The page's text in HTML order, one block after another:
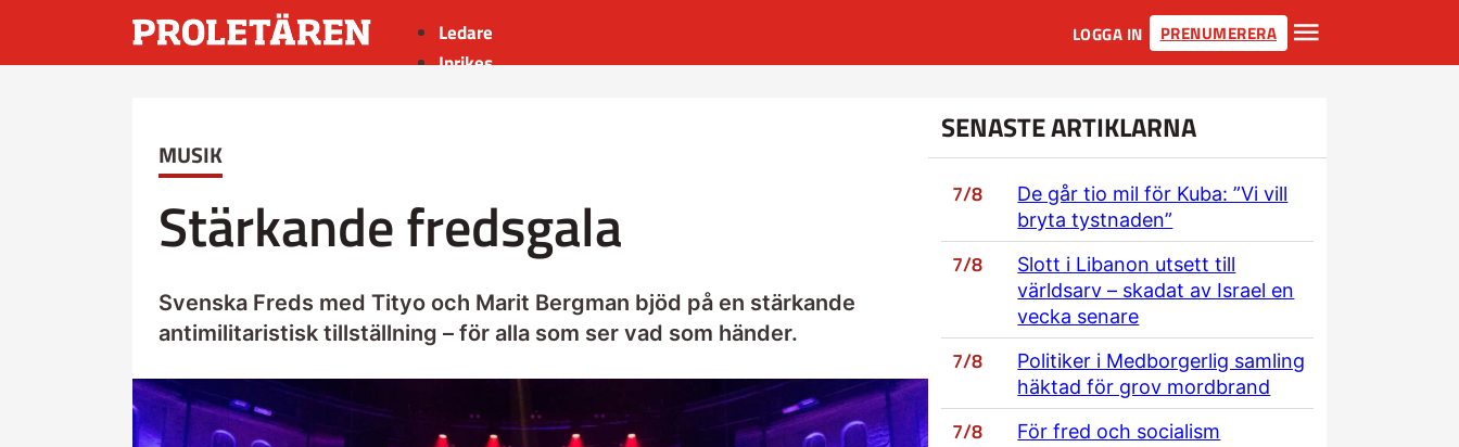
Ledare
Inrikes
LOGGA IN PRENUMERERA
MUSIK
Stärkande fredsgala
Svenska Freds med Tityo och Marit Bergman bjöd på en stärkande
antimilitaristisk tillställning – för alla som ser vad som händer.
SENASTE ARTIKLARNA
7/8
De går tio mil för Kuba: ”Vi vill
bryta tystnaden”
7/8
Slott i Libanon utsett till
världsarv – skadat av Israel en
vecka senare
7/8
Politiker i Medborgerlig samling
häktad för grov mordbrand
7/8 För fred och socialism